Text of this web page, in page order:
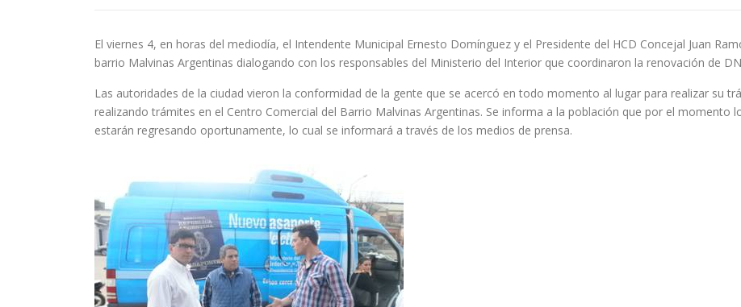
El viernes 4, en horas del mediodía, el Intendente Municipal Ernesto Domínguez y el Presidente del HCD Concejal Juan
barrio Malvinas Argentinas dialogando con los responsables del Ministerio del Interior que coordinaron la renovación de
Las autoridades de la ciudad vieron la conformidad de la gente que se acercó en todo momento al lugar para realizar su
realizando trámites en el Centro Comercial del Barrio Malvinas Argentinas. Se informa a la población que por el momento
estarán regresando oportunamente, lo cual se informará a través de los medios de prensa.